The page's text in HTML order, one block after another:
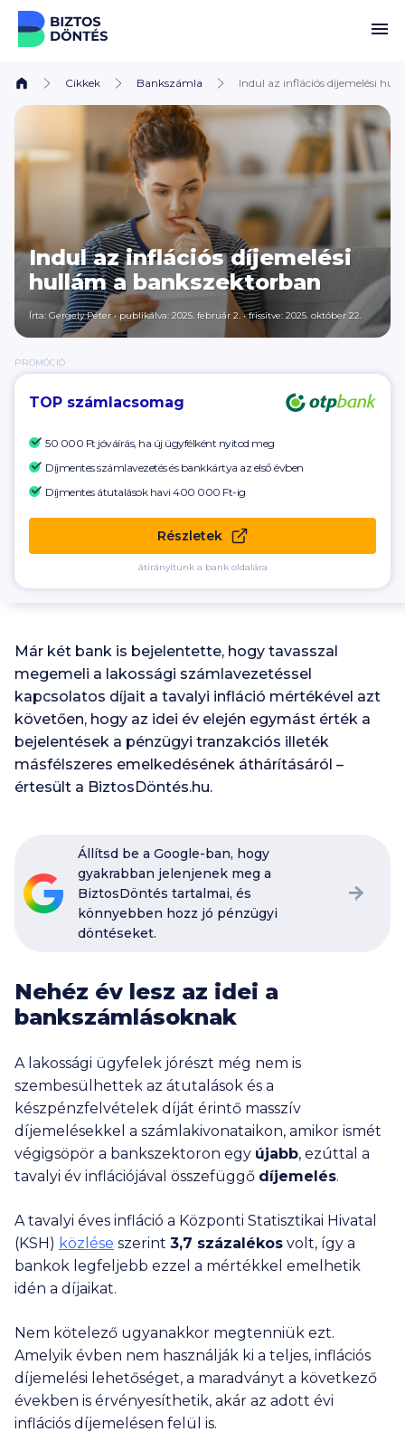
Ugrás a tartalomhoz
Cikkek Bankszámla Indul az inflációs díjemelési
Indul az inflációs díjemelési
hullám a bankszektorban
Írta: Gergely Péter• publikálva: 2025. február 2.•frissítve: 2025. október 22.
PROMÓCIÓ
TOP számlacsomag
50 000 Ft jóváírás, ha új ügyfélként nyitod meg
Díjmentes számlavezetés és bankkártya az első évben
Díjmentes átutalások havi 400 000 Ft-ig
Részletek
átirányítunk a bank oldalára
Már két bank is bejelentette, hogy tavasszal
megemeli a lakossági számlavezetéssel
kapcsolatos díjait a tavalyi infláció mértékével azt
követően, hogy az idei év elején egymást érték a
bejelentések a pénzügyi tranzakciós illeték
másfélszeres emelkedésének áthárításáról –
értesült a BiztosDöntés.hu.
Állítsd be a Google-ban, hogy
gyakrabban jelenjenek meg a
BiztosDöntés tartalmai, és
könnyebben hozz jó pénzügyi
döntéseket.
Nehéz év lesz az idei a
bankszámlásoknak
A lakossági ügyfelek jórészt még nem is
szembesülhettek az átutalások és a
készpénzfelvételek díját érintő masszív
díjemelésekkel a számlakivonataikon, amikor ismét
végigsöpör a bankszektoron egy újabb, ezúttal a
tavalyi év inflációjával összefüggő díjemelés.
A tavalyi éves infláció a Központi Statisztikai Hivatal
(KSH) közlése szerint 3,7 százalékos volt, így a
bankok legfeljebb ezzel a mértékkel emelhetik
idén a díjaikat.
Nem kötelező ugyanakkor megtenniük ezt.
Amelyik évben nem használják ki a teljes, inflációs
díjemelési lehetőséget, a maradványt a következő
években is érvényesíthetik, akár az adott évi
inflációs díjemelésen felül is.